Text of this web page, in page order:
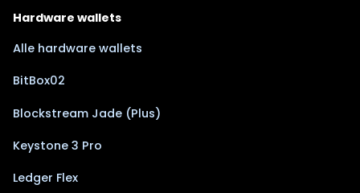
Hardware wallets
Alle hardware wallets
BitBox02
Blockstream Jade (Plus)
Keystone 3 Pro
Ledger Flex